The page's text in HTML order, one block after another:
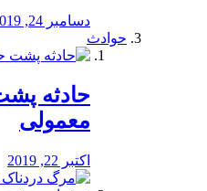
دسامبر 24, 2019
حوادث
️حادثه
معمولی
اکتبر 22, 2019